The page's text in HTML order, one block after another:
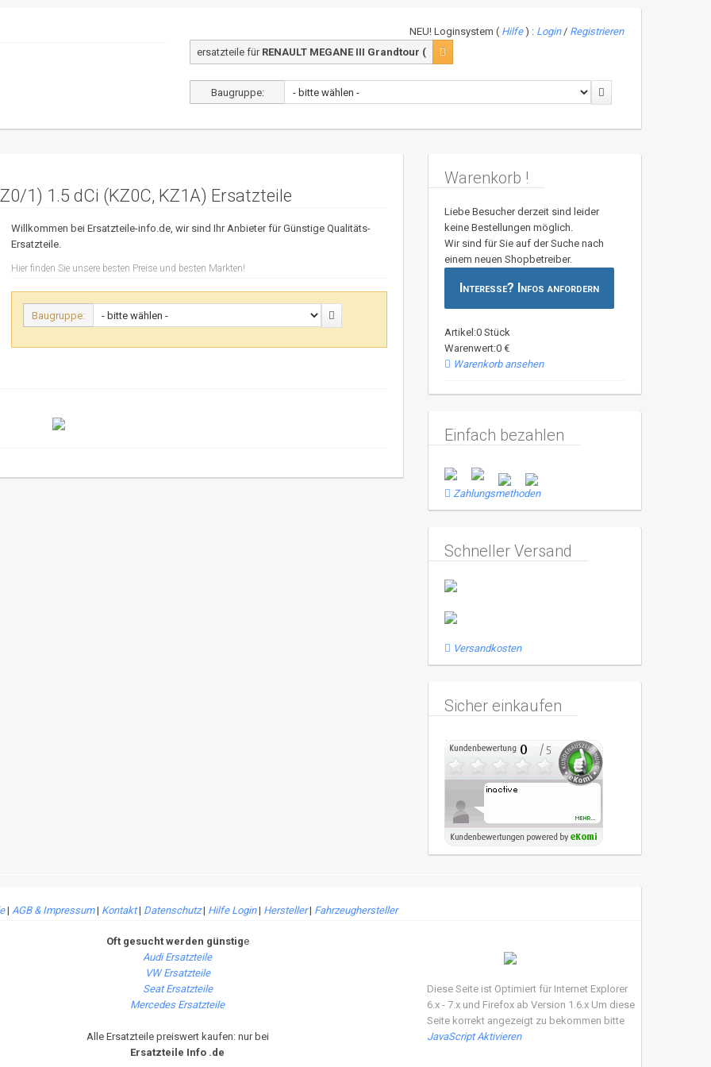
NEU! Loginsystem ( Hilfe) : Login/ Registrieren
ersatzteile für RENAULT MEGANE III Grandtour (
Baugruppe:
1) 1.5 dCi (KZ0C, KZ1A) Ersatzteile
Willkommen bei Ersatzteile-info.de, wir sind Ihr Anbieter für Günstige Qualitäts-
Ersatzteile.
Hier finden Sie unsere besten Preise und besten Markten!
Baugruppe:
Warenkorb !
Liebe Besucher derzeit sind leider
keine Bestellungen möglich.
Wir sind für Sie auf der Suche nach
einem neuen Shopbetreiber.
Interesse? Infos anfordern
Artikel:0 Stück
Warenwert:0 €
Warenkorb ansehen
Einfach bezahlen
Zahlungsmethoden
Schneller Versand
Versandkosten
Sicher einkaufen
| AGB & Impressum| Kontakt| Datenschutz| Hilfe Login| Hersteller| Fahrzeughersteller
Oft gesucht werden günstige
Audi Ersatzteile
VW Ersatzteile
Seat Ersatzteile
Mercedes Ersatzteile
Alle Ersatzteile preiswert kaufen: nur bei
Ersatzteile Info .de
Diese Seite ist Optimiert für Internet Explorer
6.x - 7.x und Firefox ab Version 1.6.x Um diese
Seite korrekt angezeigt zu bekommen bitte
JavaScript Aktivieren